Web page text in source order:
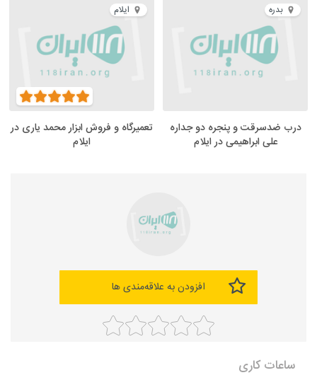
بدره
درب ضدسرقت و پنجره دو جداره
علی ابراهیمی در ایلام
ایلام
تعمیرگاه و فروش ابزار محمد یاری در
ایلام
افزودن به علاقه‌مندی ها
ساعات کاری